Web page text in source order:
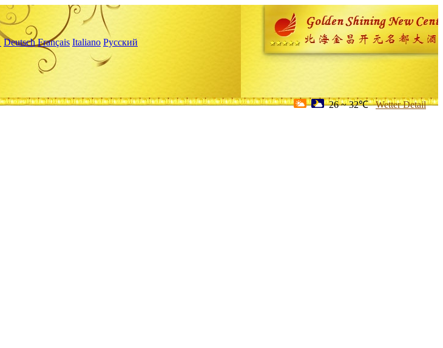
Deutsch Français Italiano Русский
26 ~ 32℃ Wetter Detail